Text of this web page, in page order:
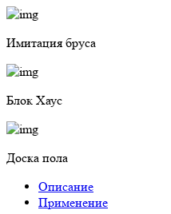
Имитация бруса
Блок Хаус
Доска пола
Описание
Применение